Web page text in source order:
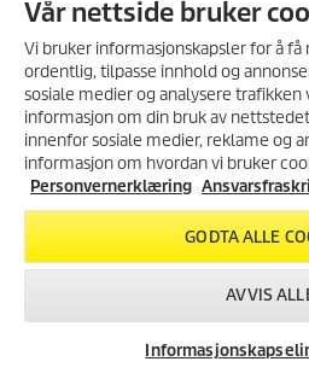
Få
på
være den smarte plasseringen av
imponerende effektiv helt ut til
eliminerer behovet for en ledning
Produkter for utearealer,
parkeringsplasser og
Støvsugere, elektriske feiekoster
Vår nettside bruker
Vi bruker informasjonskapsler for å
ordentlig, tilpasse innhold og
sosiale medier og analysere trafikken
informasjon om din bruk av
innenfor sosiale medier, reklame og
informasjon om hvordan vi bruker
Personvernerklæring
GODTA ALLE
AVVIS